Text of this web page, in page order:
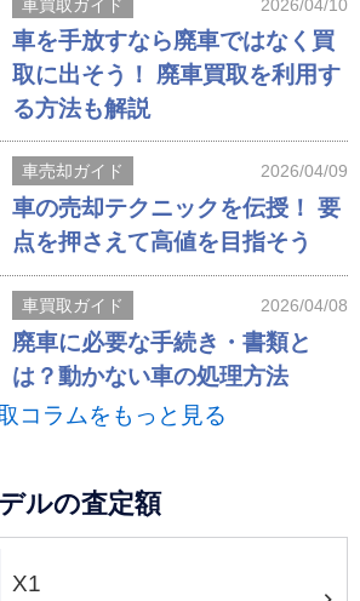
車買取ガイド 2026/04/10
車を手放すなら廃車ではなく買
取に出そう！ 廃車買取を利用す
る方法も解説
車売却ガイド 2026/04/09
車の売却テクニックを伝授！ 要
点を押さえて高値を目指そう
車買取ガイド 2026/04/08
廃車に必要な手続き・書類と
は？動かない車の処理方法
コラムをもっと見る
ルの査定額
X1